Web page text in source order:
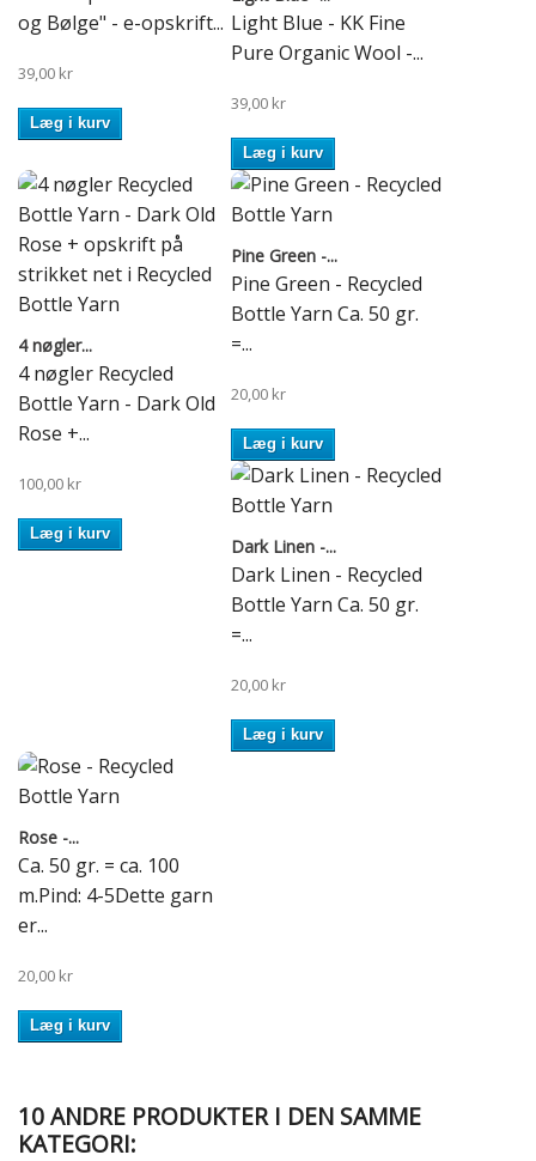
og Bølge" - e-opskrift...
39,00 kr
Læg i kurv
Light Blue - KK Fine
Pure Organic Wool -...
39,00 kr
Læg i kurv
4 nøgler...
4 nøgler Recycled
Bottle Yarn - Dark Old
Rose +...
100,00 kr
Læg i kurv
Pine Green -...
Pine Green - Recycled
Bottle Yarn Ca. 50 gr.
=...
20,00 kr
Læg i kurv
Dark Linen -...
Dark Linen - Recycled
Bottle Yarn Ca. 50 gr.
=...
20,00 kr
Læg i kurv
Rose -...
Ca. 50 gr. = ca. 100
m.Pind: 4-5Dette garn
er...
20,00 kr
Læg i kurv
10 ANDRE PRODUKTER I DEN SAMME
KATEGORI: